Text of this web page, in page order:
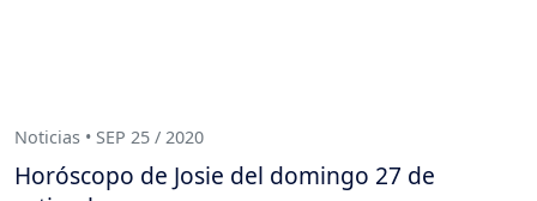
Noticias • SEP 25 / 2020
Horóscopo de Josie del domingo 27 de